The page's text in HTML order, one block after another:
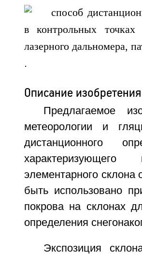
.
Описание
Предлагаемое
метеорологии и
дистанционного
характеризующего
элементарного склона
быть использовано
покрова на склонах
определения
Экспозиция